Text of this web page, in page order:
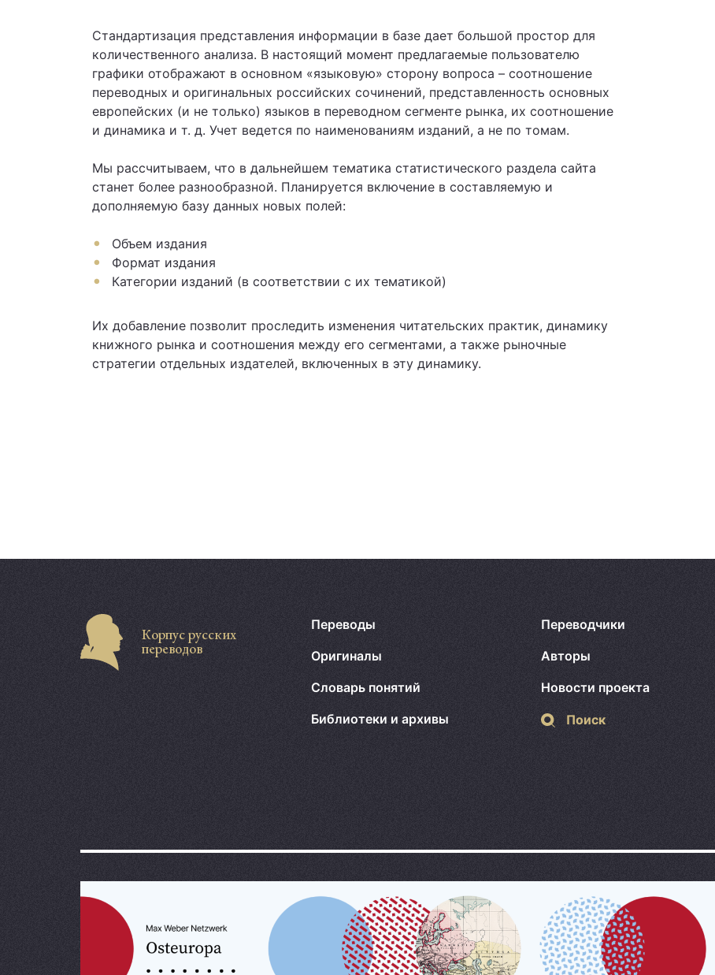
Стандартизация представления информации в базе дает большой простор для
количественного анализа. В настоящий момент предлагаемые пользователю
графики отображают в основном «языковую» сторону вопроса – соотношение
переводных и оригинальных российских сочинений, представленность основных
европейских (и не только) языков в переводном сегменте рынка, их соотношение
и динамика и т. д. Учет ведется по наименованиям изданий, а не по томам.
Мы рассчитываем, что в дальнейшем тематика статистического раздела сайта
станет более разнообразной. Планируется включение в составляемую и
дополняемую базу данных новых полей:
Объем издания
Формат издания
Категории изданий (в соответствии с их тематикой)
Их добавление позволит проследить изменения читательских практик, динамику
книжного рынка и соотношения между его сегментами, а также рыночные
стратегии отдельных издателей, включенных в эту динамику.
Корпус русских
переводов
Переводы
Оригиналы
Словарь понятий
Библиотеки и архивы
Переводчики
Авторы
Новости проекта
Поиск